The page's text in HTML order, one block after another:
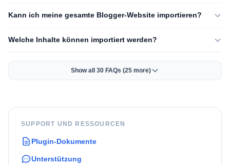
Kann ich meine gesamte Blogger-Website importieren?
Welche Inhalte können importiert werden?
Show all 30 FAQs (25 more)
SUPPORT UND RESSOURCEN
Plugin-Dokumente
Unterstützung